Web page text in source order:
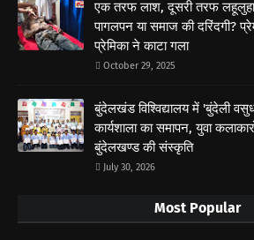
एक तरफ लाश, दूसरी तरफ
पागलपन या समाज की दरिंदगी?
प्रेमिका ने काटा गला
October 29, 2025
बुंदेलखंड विश्विद्यालय में 'बुंदेली
कार्यशाला का समापन, युवा
बुंदेलखण्ड की संस्कृति
July 30, 2026
Most Popular